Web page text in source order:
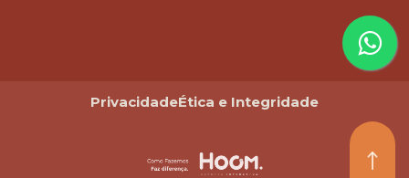
PrivacidadeÉtica e Integridade